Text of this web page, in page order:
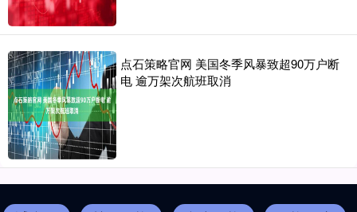
点石策略官网 美国冬季风暴致超90万户断
电 逾万架次航班取消